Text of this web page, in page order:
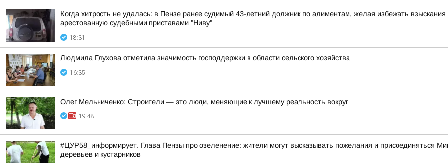
Когда хитрость не удалась: в Пензе ранее судимый 43-летний должник по алиментам, желая избежать
арестованную судебными приставами "Ниву"
18:31
Людмила Глухова отметила значимость господдержки в области сельского хозяйства
16:35
Олег Мельниченко: Строители — это люди, меняющие к лучшему реальность вокруг
19:48
#ЦУР58_информирует. Глава Пензы про озеленение: жители могут высказывать пожелания и присоединяться
деревьев и кустарников